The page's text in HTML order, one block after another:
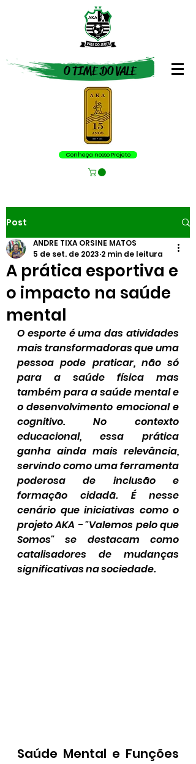
O TIME DO VALE
Conheça nosso Projeto
Post
A prática esportiva e
o impacto na saúde
mental
ANDRE TIXA ORSINE MATOS
5 de set. de 2023 2 min de leitura
O esporte é uma das atividades
mais transformadoras que uma
pessoa pode praticar, não só
para a saúde física mas
também para a saúde mental e
o desenvolvimento emocional e
cognitivo. No contexto
educacional, essa prática
ganha ainda mais relevância,
servindo como uma ferramenta
poderosa de inclusão e
formação cidadã. É nesse
cenário que iniciativas como o
projeto AKA - "Valemos pelo que
Somos" se destacam como
catalisadores de mudanças
significativas na sociedade.
Saúde Mental e Funções